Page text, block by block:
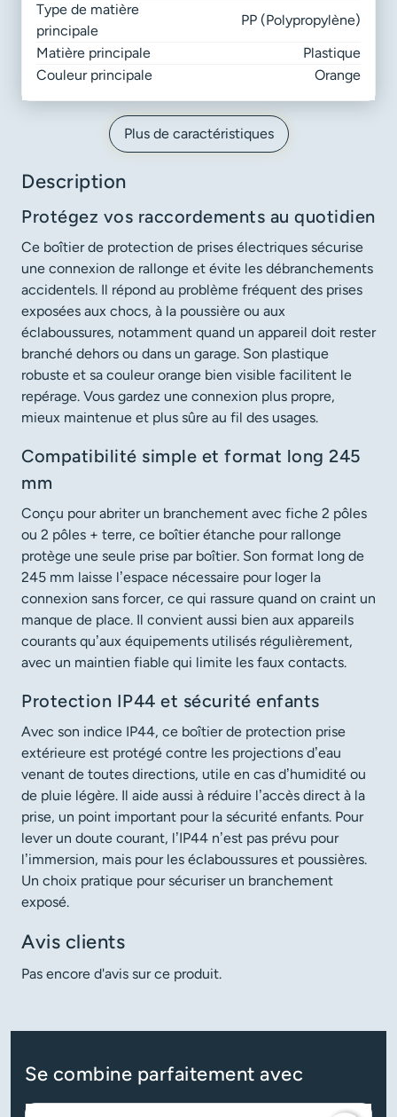
Type de matière
principale
PP (Polypropylène)
Matière principale
Plastique
Couleur principale
Orange
Plus de caractéristiques
Description
Protégez vos raccordements au quotidien
Ce boîtier de protection de prises électriques sécurise
une connexion de rallonge et évite les débranchements
accidentels. Il répond au problème fréquent des prises
exposées aux chocs, à la poussière ou aux
éclaboussures, notamment quand un appareil doit rester
branché dehors ou dans un garage. Son plastique
robuste et sa couleur orange bien visible facilitent le
repérage. Vous gardez une connexion plus propre,
mieux maintenue et plus sûre au fil des usages.
Compatibilité simple et format long 245
mm
Conçu pour abriter un branchement avec fiche 2 pôles
ou 2 pôles + terre, ce boîtier étanche pour rallonge
protège une seule prise par boîtier. Son format long de
245 mm laisse l’espace nécessaire pour loger la
connexion sans forcer, ce qui rassure quand on craint un
manque de place. Il convient aussi bien aux appareils
courants qu’aux équipements utilisés régulièrement,
avec un maintien fiable qui limite les faux contacts.
Protection IP44 et sécurité enfants
Avec son indice IP44, ce boîtier de protection prise
extérieure est protégé contre les projections d’eau
venant de toutes directions, utile en cas d’humidité ou
de pluie légère. Il aide aussi à réduire l’accès direct à la
prise, un point important pour la sécurité enfants. Pour
lever un doute courant, l’IP44 n’est pas prévu pour
l’immersion, mais pour les éclaboussures et poussières.
Un choix pratique pour sécuriser un branchement
exposé.
Avis clients
Pas encore d'avis sur ce produit.
Se combine parfaitement avec